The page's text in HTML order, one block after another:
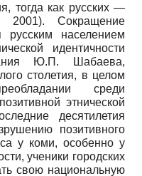
тогда как русских —
2001). Сокращение
русским населением
идентичности
Ю.П. Шабаева,
столетия, в целом
среди
этнической
десятилетия
позитивного
у коми, особенно у
ученики городских
свою национальную